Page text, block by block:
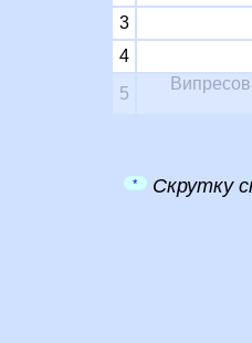
3
4
5
* Скрутку